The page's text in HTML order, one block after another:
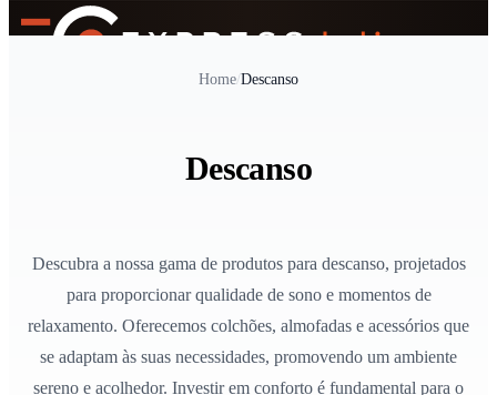
Home/Descanso
Descanso
Descubra a nossa gama de produtos para descanso, projetados
para proporcionar qualidade de sono e momentos de
relaxamento. Oferecemos colchões, almofadas e acessórios que
se adaptam às suas necessidades, promovendo um ambiente
sereno e acolhedor. Investir em conforto é fundamental para o